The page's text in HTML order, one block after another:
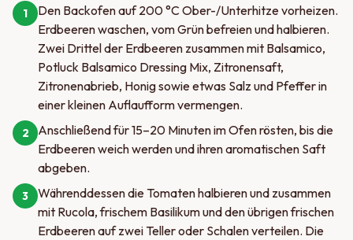
1
Den Backofen auf 200 °C Ober-/Unterhitze vorheizen.
Erdbeeren waschen, vom Grün befreien und halbieren.
Zwei Drittel der Erdbeeren zusammen mit Balsamico,
Potluck Balsamico Dressing Mix, Zitronensaft,
Zitronenabrieb, Honig sowie etwas Salz und Pfeffer in
einer kleinen Auflaufform vermengen.
2
Anschließend für 15–20 Minuten im Ofen rösten, bis die
Erdbeeren weich werden und ihren aromatischen Saft
abgeben.
3
Währenddessen die Tomaten halbieren und zusammen
mit Rucola, frischem Basilikum und den übrigen frischen
Erdbeeren auf zwei Teller oder Schalen verteilen. Die